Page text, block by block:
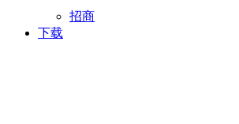
招商
下载